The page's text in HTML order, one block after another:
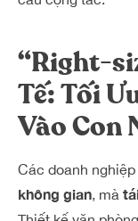
“Right-
Tế: Tối
Vào Con
Các doanh
không gian, mà